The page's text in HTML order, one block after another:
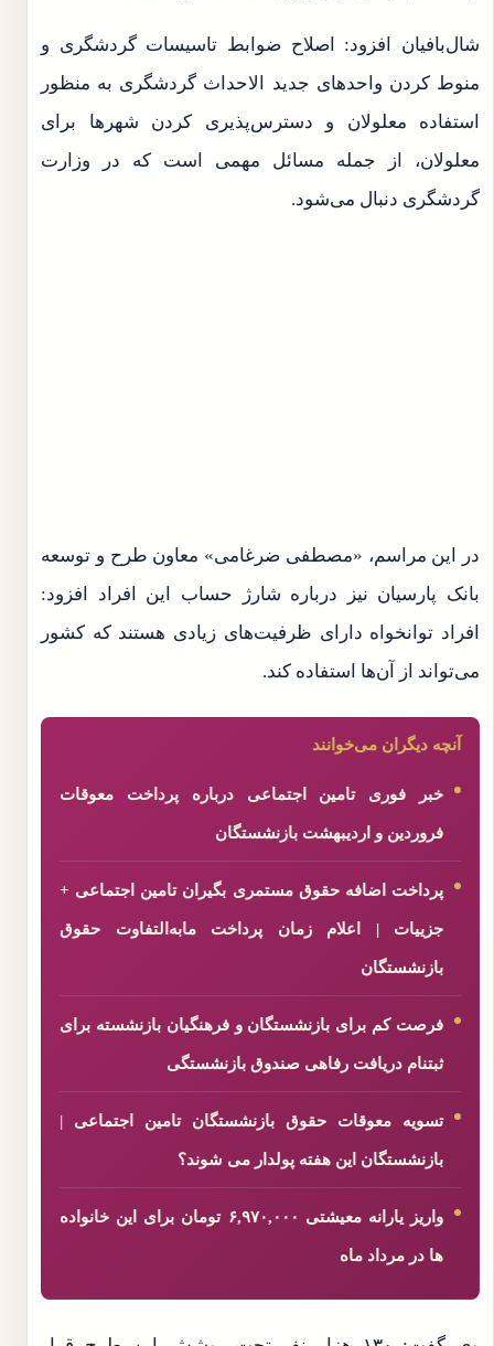
شال‌بافیان افزود: اصلاح ضوابط تاسیسات گردشگری و
منوط کردن واحدهای جدید الاحداث گردشگری به منظور
استفاده معلولان و دسترس‌پذیری کردن شهرها برای
معلولان، از جمله مسائل مهمی است که در وزارت
گردشگری دنبال می‌شود.
در این مراسم، «مصطفی ضرغامی» معاون طرح و توسعه
بانک پارسیان نیز درباره شارژ حساب این افراد افزود:
افراد توانخواه دارای ظرفیت‌های زیادی هستند که کشور
می‌تواند از آن‌ها استفاده کند.
آنچه دیگران می‌خوانند
خبر فوری تامین اجتماعی درباره پرداخت معوقات
فروردین و اردیبهشت بازنشستگان
پرداخت اضافه حقوق مستمری بگیران تامین اجتماعی +
جزییات | اعلام زمان پرداخت مابه‌التفاوت حقوق
بازنشستگان
فرصت کم برای بازنشستگان و فرهنگیان بازنشسته برای
ثبتنام دریافت رفاهی صندوق بازنشستگی
تسویه معوقات حقوق بازنشستگان تامین اجتماعی |
بازنشستگان این هفته پولدار می شوند؟
واریز یارانه معیشتی ۶,۹۷۰,۰۰۰ تومان برای این خانواده
ها در مرداد ماه